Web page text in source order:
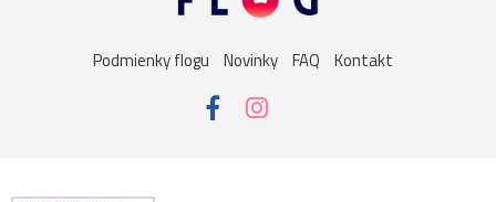
Podmienky flogu Novinky FAQ Kontakt